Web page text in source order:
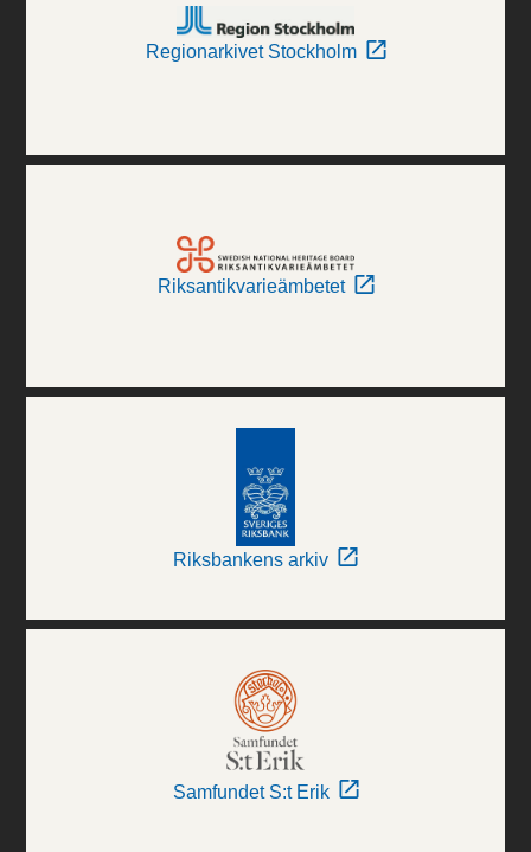
Regionarkivet Stockholm
Riksantikvarieämbetet
Riksbankens arkiv
Samfundet S:t Erik